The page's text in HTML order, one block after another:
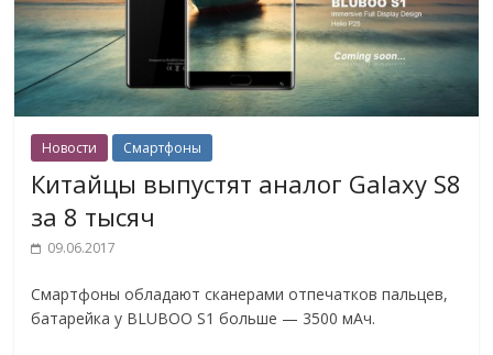
Новости Смартфоны
Китайцы выпустят аналог Galaxy S8
за 8 тысяч
09.06.2017
Смартфоны обладают сканерами отпечатков пальцев,
батарейка у BLUBOO S1 больше — 3500 мАч.